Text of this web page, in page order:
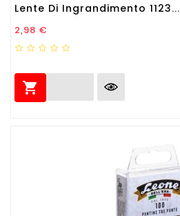
Lente Di Ingrandimento 1123...
Prezzo
2,98 €
